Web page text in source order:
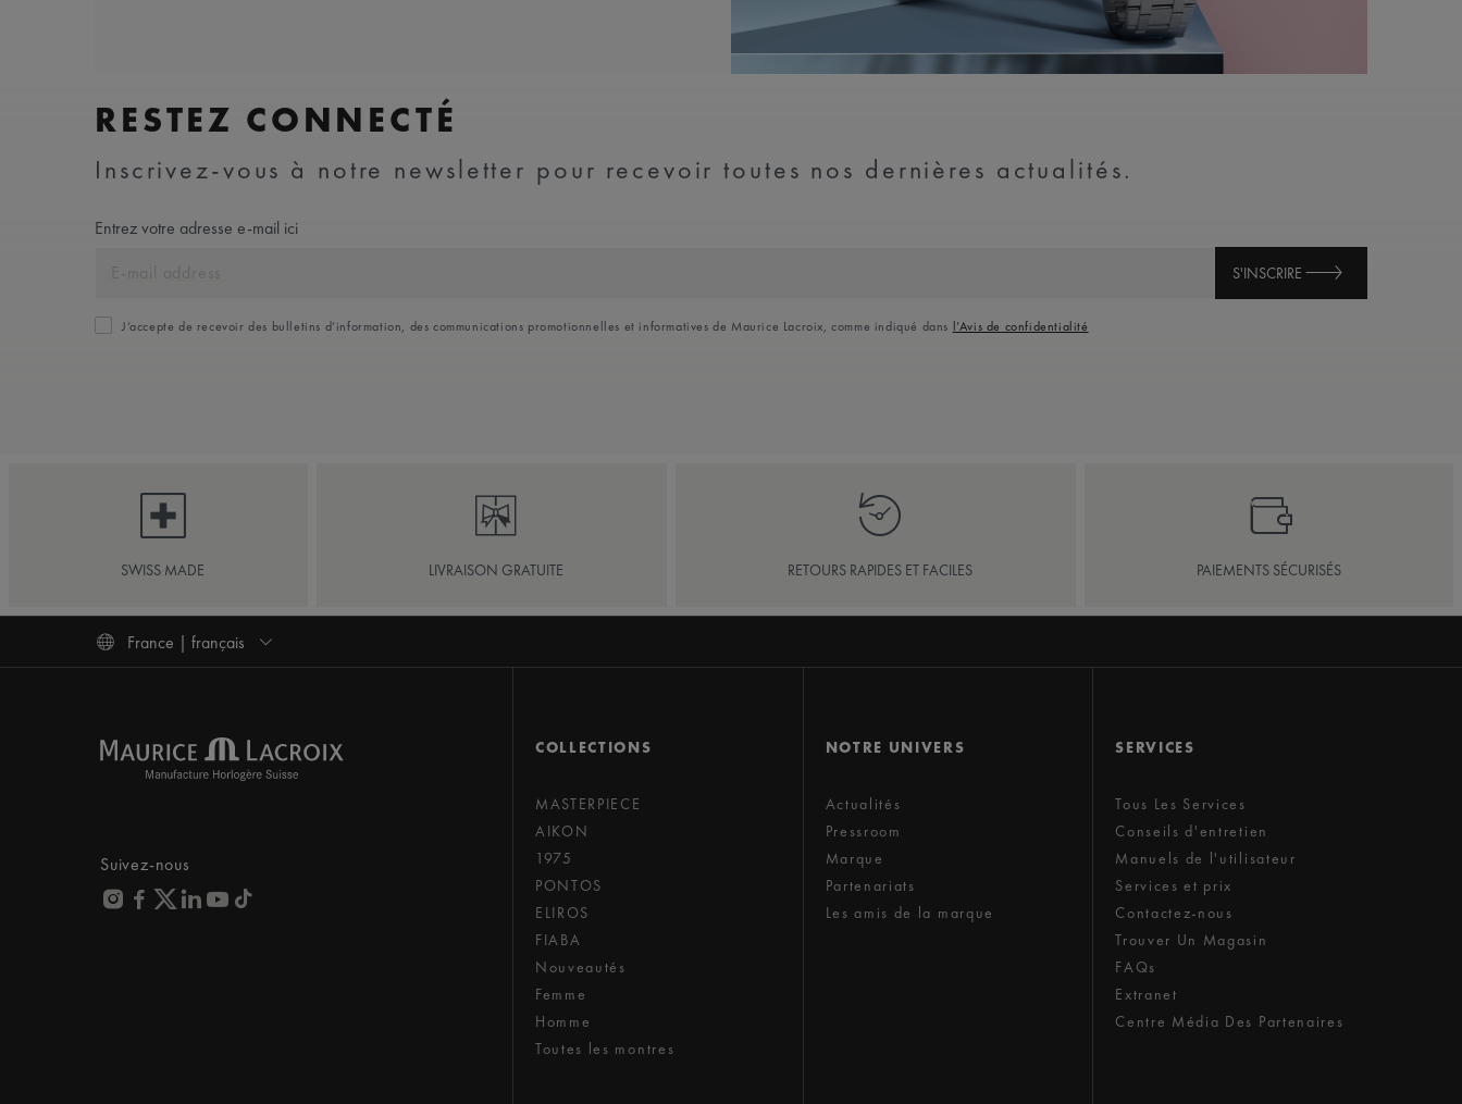
RESTEZ CONNECTÉ
Inscrivez-vous à notre newsletter pour recevoir toutes nos dernières actualités.
Entrez votre adresse e-mail ici
S'INSCRIRE
J’accepte de recevoir des bulletins d’information, des communications promotionnelles et informatives de Maurice Lacroix, comme indiqué dans l’Avis de confidentialité
SWISS MADE LIVRAISON GRATUITE RETOURS RAPIDES ET FACILES PAIEMENTS SÉCURISÉS
France | français
Suivez-nous
COLLECTIONS
MASTERPIECE
AIKON
1975
PONTOS
ELIROS
FIABA
Nouveautés
Femme
Homme
Toutes les montres
NOTRE UNIVERS
Actualités
Pressroom
Marque
Partenariats
Les amis de la marque
SERVICES
Tous Les Services
Conseils d'entretien
Manuels de l'utilisateur
Services et prix
Contactez-nous
Trouver Un Magasin
FAQs
Extranet
Centre Média Des Partenaires